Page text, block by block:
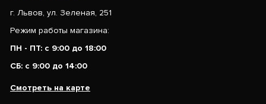
г. Львов, ул. Зеленая, 251
Режим работы магазина:
ПН - ПТ: с 9:00 до 18:00
СБ: с 9:00 до 14:00
Смотреть на карте